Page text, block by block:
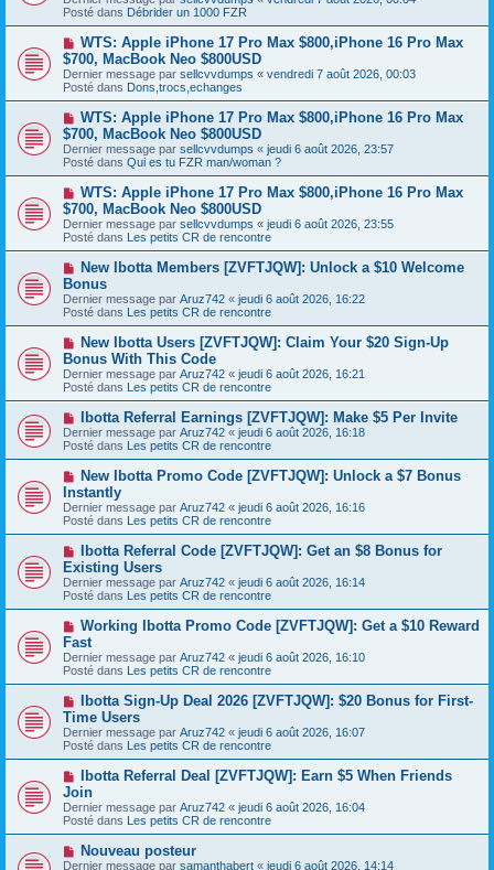
s
a
g
e
v
e
a
u
m
e
s
a
g
e
Posté dans Débrider un 1000 FZR
N
o
u
v
e
a
u
m
e
s
a
g
e
WTS: Apple iPhone 17 Pro Max $800,iPhone 16 Pro Max
$700, MacBook Neo $800USD
Dernier message par sellcvvdumps « vendredi 7 août 2026, 00:03
Posté dans Dons,trocs,echanges
N
o
u
v
e
a
u
m
e
s
a
g
e
WTS: Apple iPhone 17 Pro Max $800,iPhone 16 Pro Max
$700, MacBook Neo $800USD
Dernier message par sellcvvdumps « jeudi 6 août 2026, 23:57
Posté dans Qui es tu FZR man/woman ?
N
o
u
v
e
a
m
e
s
a
g
e
WTS: Apple iPhone 17 Pro Max $800,iPhone 16 Pro Max
$700, MacBook Neo $800USD
Dernier message par sellcvvdumps « jeudi 6 août 2026, 23:55
Posté dans Les petits CR de rencontre
N
u
v
e
a
m
e
s
a
g
e
New Ibotta Members [ZVFTJQW]: Unlock a $10 Welcome
Bonus
Dernier message par Aruz742 « jeudi 6 août 2026, 16:22
Posté dans Les petits CR de rencontre
N
u
v
e
a
m
e
s
s
a
g
e
New Ibotta Users [ZVFTJQW]: Claim Your $20 Sign-Up
Bonus With This Code
Dernier message par Aruz742 « jeudi 6 août 2026, 16:21
Posté dans Les petits CR de rencontre
N
o
u
v
e
a
u
m
e
s
s
a
g
e
Ibotta Referral Earnings [ZVFTJQW]: Make $5 Per Invite
Dernier message par Aruz742 « jeudi 6 août 2026, 16:18
Posté dans Les petits CR de rencontre
N
u
v
e
a
m
e
s
a
g
e
New Ibotta Promo Code [ZVFTJQW]: Unlock a $7 Bonus
Instantly
Dernier message par Aruz742 « jeudi 6 août 2026, 16:16
Posté dans Les petits CR de rencontre
N
o
u
v
e
a
u
m
e
s
a
g
e
Ibotta Referral Code [ZVFTJQW]: Get an $8 Bonus for
Existing Users
Dernier message par Aruz742 « jeudi 6 août 2026, 16:14
Posté dans Les petits CR de rencontre
N
u
v
e
a
m
e
s
a
g
e
Working Ibotta Promo Code [ZVFTJQW]: Get a $10 Reward
Fast
Dernier message par Aruz742 « jeudi 6 août 2026, 16:10
Posté dans Les petits CR de rencontre
N
u
v
e
a
m
e
s
a
g
Ibotta Sign-Up Deal 2026 [ZVFTJQW]: $20 Bonus for First-
Time Users
Dernier message par Aruz742 « jeudi 6 août 2026, 16:07
Posté dans Les petits CR de rencontre
N
o
u
v
e
a
m
Ibotta Referral Deal [ZVFTJQW]: Earn $5 When Friends
Join
Dernier message par Aruz742 « jeudi 6 août 2026, 16:04
Posté dans Les petits CR de rencontre
N
o
Nouveau posteur
Dernier message par samanthabert « jeudi 6 août 2026, 14:14